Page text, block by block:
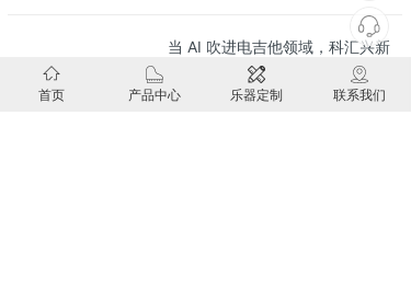
当 AI 吹进电吉他领域，科汇兴新
电吉他开启音色革命
首页 产品中心 乐器定制 联系我们